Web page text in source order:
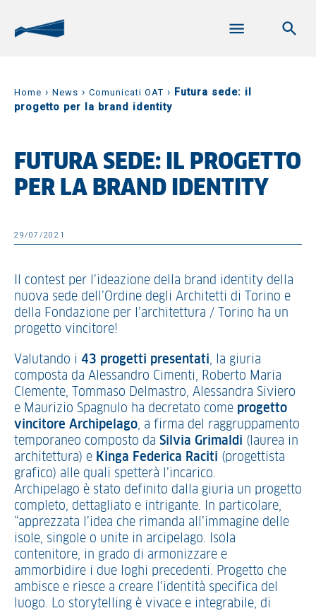
Home › News › Comunicati OAT › Futura sede: il
progetto per la brand identity
FUTURA SEDE: IL PROGETTO
PER LA BRAND IDENTITY
29/07/2021
Il contest per l’ideazione della brand identity della
nuova sede dell’Ordine degli Architetti di Torino e
della Fondazione per l’architettura / Torino ha un
progetto vincitore!
Valutando i 43 progetti presentati, la giuria
composta da Alessandro Cimenti, Roberto Maria
Clemente, Tommaso Delmastro, Alessandra Siviero
e Maurizio Spagnulo ha decretato come progetto
vincitore Archipelago, a firma del raggruppamento
temporaneo composto da Silvia Grimaldi (laurea in
architettura) e Kinga Federica Raciti (progettista
grafico) alle quali spetterà l’incarico.
Archipelago è stato definito dalla giuria un progetto
completo, dettagliato e intrigante. In particolare,
“apprezzata l’idea che rimanda all’immagine delle
isole, singole o unite in arcipelago. Isola
contenitore, in grado di armonizzare e
ammorbidire i due loghi precedenti. Progetto che
ambisce e riesce a creare l’identità specifica del
luogo. Lo storytelling è vivace e integrabile, di